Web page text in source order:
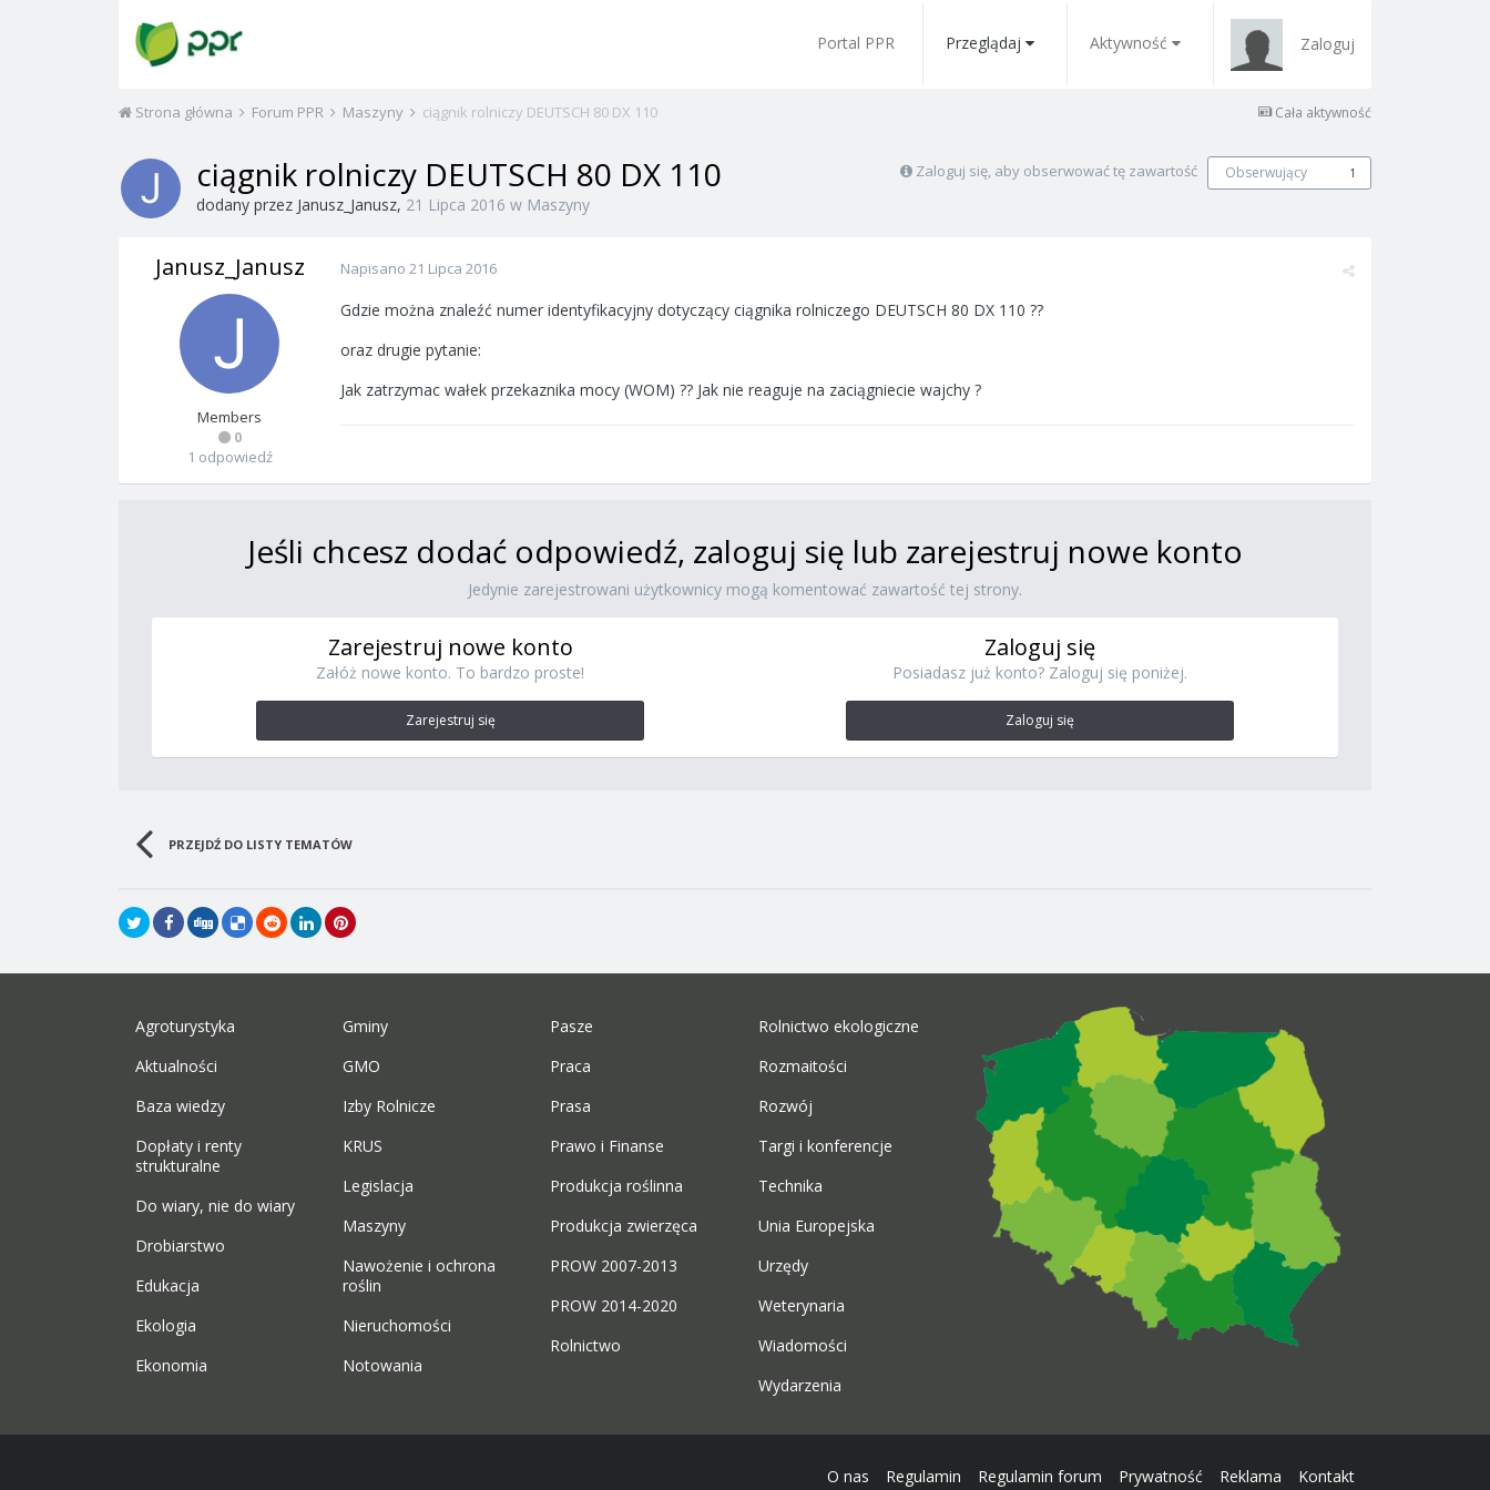
Portal PPR Przeglądaj Aktywność Zaloguj
Cała aktywność
Strona główna Forum PPR Maszyny ciągnik rolniczy DEUTSCH 80 DX 110
Zaloguj się, aby obserwować tę zawartość Obserwujący 1
ciągnik rolniczy DEUTSCH 80 DX 110
dodany przez Janusz_Janusz, 21 Lipca 2016 w Maszyny
Janusz_Janusz
Members
0
1 odpowiedź
Napisano 21 Lipca 2016
Gdzie można znaleźć numer identyfikacyjny dotyczący ciągnika rolniczego DEUTSCH 80 DX 110 ??
oraz drugie pytanie:
Jak zatrzymac wałek przekaznika mocy (WOM) ?? Jak nie reaguje na zaciągniecie wajchy ?
Jeśli chcesz dodać odpowiedź, zaloguj się lub zarejestruj nowe konto
Jedynie zarejestrowani użytkownicy mogą komentować zawartość tej strony.
Zarejestruj nowe konto
Załóż nowe konto. To bardzo proste!
Zarejestruj się
Zaloguj się
Posiadasz już konto? Zaloguj się poniżej.
Zaloguj się
PRZEJDŹ DO LISTY TEMATÓW
Agroturystyka
Aktualności
Baza wiedzy
Dopłaty i renty
strukturalne
Do wiary, nie do wiary
Drobiarstwo
Edukacja
Ekologia
Ekonomia
Gminy
GMO
Izby Rolnicze
KRUS
Legislacja
Maszyny
Nawożenie i ochrona
roślin
Nieruchomości
Notowania
Pasze
Praca
Prasa
Prawo i Finanse
Produkcja roślinna
Produkcja zwierzęca
PROW 2007-2013
PROW 2014-2020
Rolnictwo
Rolnictwo ekologiczne
Rozmaitości
Rozwój
Targi i konferencje
Technika
Unia Europejska
Urzędy
Weterynaria
Wiadomości
Wydarzenia
Kontakt
Reklama
Prywatność
Regulamin forum
Regulamin
O nas